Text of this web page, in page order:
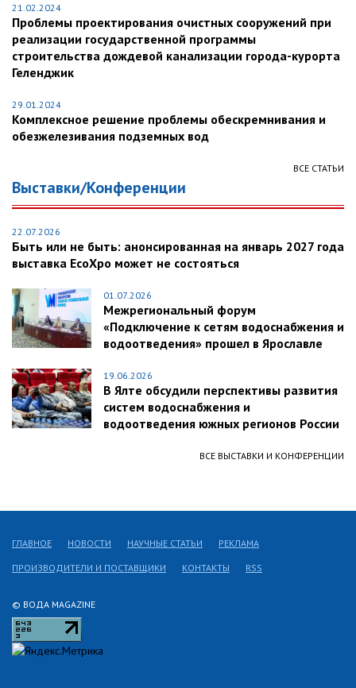
21.02.2024
Проблемы проектирования очистных сооружений при
реализации государственной программы
строительства дождевой канализации города-курорта
Геленджик
29.01.2024
Комплексное решение проблемы обескремнивания и
обезжелезивания подземных вод
ВСЕ СТАТЬИ
Выставки/Конференции
22.07.2026
Быть или не быть: анонсированная на январь 2027 года
выставка EcoXpo может не состояться
01.07.2026
Межрегиональный форум
«Подключение к сетям водоснабжения и
водоотведения» прошел в Ярославле
19.06.2026
В Ялте обсудили перспективы развития
систем водоснабжения и
водоотведения южных регионов России
ВСЕ ВЫСТАВКИ И КОНФЕРЕНЦИИ
© ВОДА MAGAZINE
ГЛАВНОЕ НОВОСТИ НАУЧНЫЕ СТАТЬИ РЕКЛАМА
ПРОИЗВОДИТЕЛИ И ПОСТАВЩИКИ КОНТАКТЫ RSS